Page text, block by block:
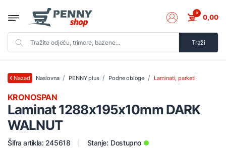
Traži
0 0,00
Nazad Naslovna PENNY plus Podne obloge Laminati, parketi
Laminat 1288x195x10mm DARK
WALNUT
KRONOSPAN
Šifra artikla: 245618 Stanje: Dostupno